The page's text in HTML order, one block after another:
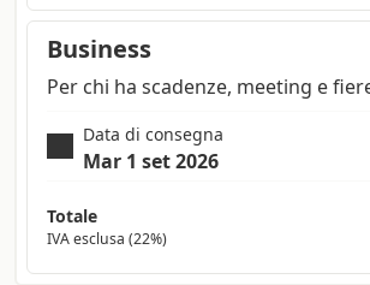
Business
Per chi ha scadenze, meeting e
Data di consegna
Mar 1 set 2026
Totale
IVA esclusa (22%)